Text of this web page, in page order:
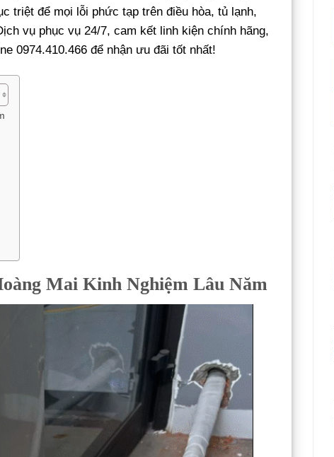
triệt để mọi lỗi phức tạp trên điều hòa, tủ lạnh,
vụ phục vụ 24/7, cam kết linh kiện chính hãng,
0974.410.466 để nhận ưu đãi tốt nhất!
Mai Kinh Nghiệm Lâu Năm